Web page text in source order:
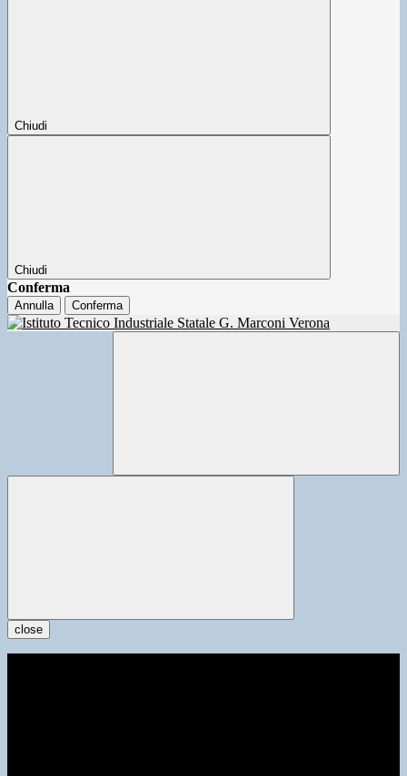
Chiudi
Chiudi
Conferma
Annulla Conferma
close